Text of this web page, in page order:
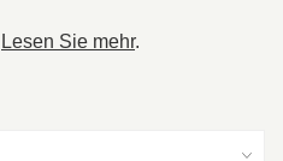
Lesen Sie mehr.